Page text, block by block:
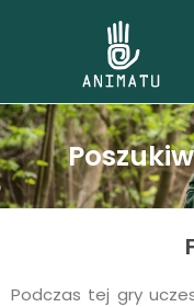
Podczas tej gry